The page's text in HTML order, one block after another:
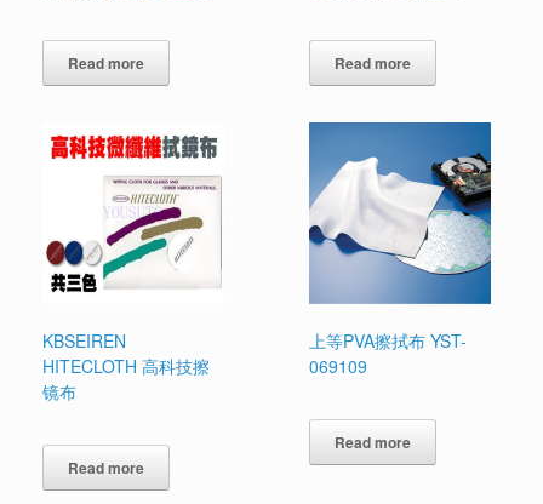
Read more Read more
KBSEIREN
HITECLOTH 高科技擦
镜布
Read more
上等PVA擦拭布 YST-
069109
Read more